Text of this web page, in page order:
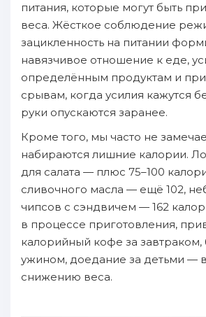
питания, которые могут быть
веса. Жёсткое соблюдение
зацикленность на питании
навязчивое отношение к еде,
определённым продуктам и
срывам, когда усилия кажутся
руки опускаются заранее.
Кроме того, мы часто не
набираются лишние калории.
для салата — плюс 75–100
сливочного масла — ещё 102,
чипсов с сэндвичем — 162
в процессе приготовления,
калорийный кофе за завтраком,
ужином, доедание за детьми —
снижению веса.